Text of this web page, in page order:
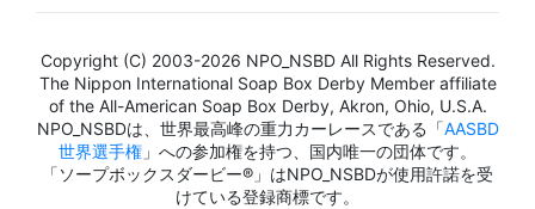
Copyright (C) 2003-2026 NPO_NSBD All Rights Reserved.
The Nippon International Soap Box Derby Member affiliate
of the All-American Soap Box Derby, Akron, Ohio, U.S.A.
NPO_NSBDは、世界最高峰の重力カーレースである「AASBD
世界選手権 」への参加権を持つ、国内唯一の団体です。
「ソープボックスダービー®」はNPO_NSBDが使用許諾を受
けている登録商標です。